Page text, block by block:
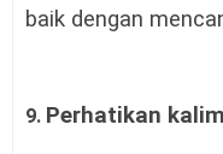
baik dengan
9. Perhatikan